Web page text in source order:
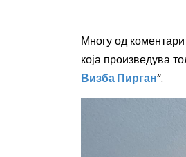
Многу од
која произведува
Визба Пирган“.